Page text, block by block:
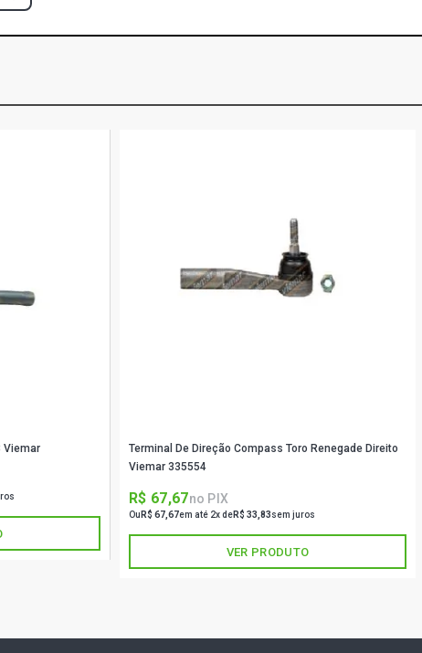
Viemar
Terminal De Direção Compass Toro Renegade Direito
Viemar 335554
R$ 67,67no PIX
Ou R$ 67,67em até 2x deR$ 33,83sem juros
VER PRODUTO